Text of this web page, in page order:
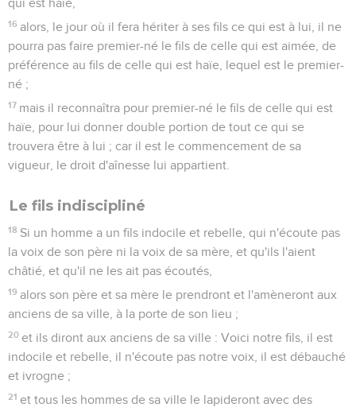
qui est haïe,
16 alors, le jour où il fera hériter à ses fils ce qui est à lui, il ne
pourra pas faire premier-né le fils de celle qui est aimée, de
préférence au fils de celle qui est haïe, lequel est le premier-
né ;
17 mais il reconnaîtra pour premier-né le fils de celle qui est
haïe, pour lui donner double portion de tout ce qui se
trouvera être à lui ; car il est le commencement de sa
vigueur, le droit d'aînesse lui appartient.
Le fils indiscipliné
18 Si un homme a un fils indocile et rebelle, qui n'écoute pas
la voix de son père ni la voix de sa mère, et qu'ils l'aient
châtié, et qu'il ne les ait pas écoutés,
19 alors son père et sa mère le prendront et l'amèneront aux
anciens de sa ville, à la porte de son lieu ;
20 et ils diront aux anciens de sa ville : Voici notre fils, il est
indocile et rebelle, il n'écoute pas notre voix, il est débauché
et ivrogne ;
21 et tous les hommes de sa ville le lapideront avec des